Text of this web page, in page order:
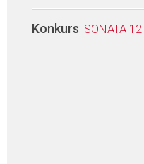
Konkurs: SONATA 12